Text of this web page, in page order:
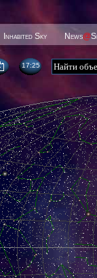
Inhabited Sky News@
17 25